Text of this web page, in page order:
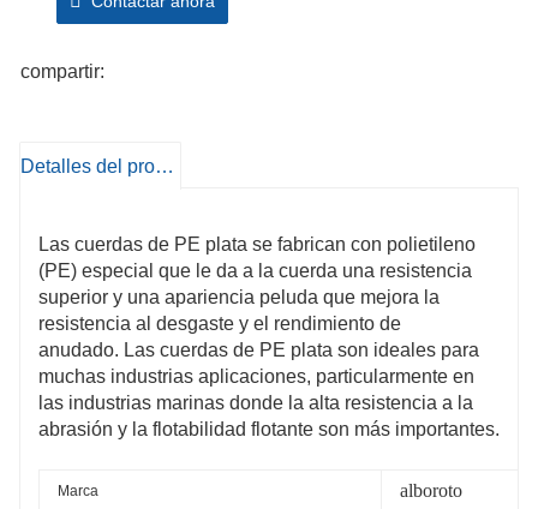
compartir:
Detalles del producto
Las cuerdas de PE plata se fabrican con polietileno
(PE) especial que le da a la cuerda una resistencia
superior y una apariencia peluda que mejora la
resistencia al desgaste y el rendimiento de
anudado. Las cuerdas de PE plata son ideales para
muchas industrias aplicaciones, particularmente en
las industrias marinas donde la alta resistencia a la
abrasión y la flotabilidad flotante son más importantes.
Marca alboroto